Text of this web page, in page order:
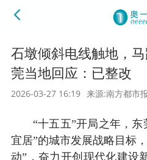
石墩倾斜电线触地，
莞当地回应：已整改
2026-03-27 16:19 来源:南方都市
“十五五”开局之年，
宜居”的城市发展战略目标
动”，奋力开创现代化建设